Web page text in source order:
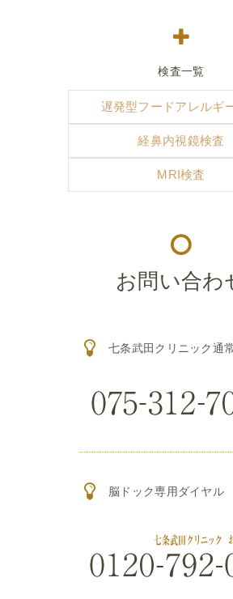
検査一覧
遅発型フードアレルギ
経鼻内視鏡検査
MRI検査
お問い合わ
七条武田クリニック通
脳ドック専用ダイヤル